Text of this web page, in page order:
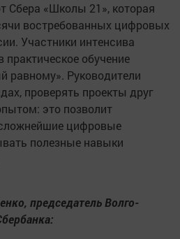
Сбера «Школы 21», которая
востребованных цифровых
Участники интенсива
практическое обучение
равному». Руководители
проверять проекты друг
это позволит
цифровые
полезные навыки
председатель Волго-